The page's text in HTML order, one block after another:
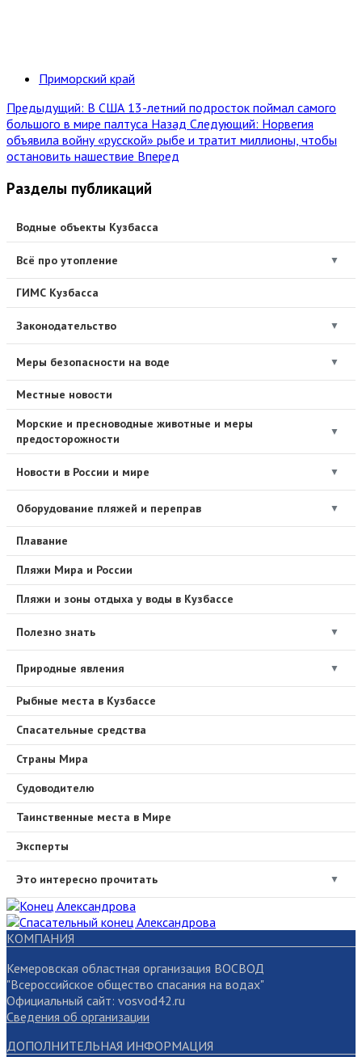
Приморский край
Предыдущий: В США 13-летний подросток поймал самого
большого в мире палтуса Назад Следующий: Норвегия
объявила войну «русской» рыбе и тратит миллионы, чтобы
остановить нашествие Вперед
Разделы публикаций
Водные объекты Кузбасса
Всё про утопление ▼
ГИМС Кузбасса
Законодательство ▼
Меры безопасности на воде ▼
Местные новости
Морские и пресноводные животные и меры
предосторожности
▼
Новости в России и мире ▼
Оборудование пляжей и переправ ▼
Плавание
Пляжи Мира и России
Пляжи и зоны отдыха у воды в Кузбассе
Полезно знать ▼
Природные явления ▼
Рыбные места в Кузбассе
Спасательные средства
Страны Мира
Судоводителю
Таинственные места в Мире
Эксперты
Это интересно прочитать ▼
КОМПАНИЯ
Кемеровская областная организация ВОСВОД
"Всероссийское общество спасания на водах"
Официальный сайт: vosvod42.ru
Сведения об организации
ДОПОЛНИТЕЛЬНАЯ ИНФОРМАЦИЯ